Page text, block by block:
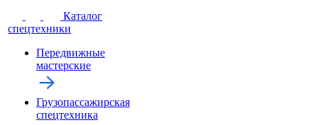
Каталог
спецтехники
Передвижные
мастерские
Грузопассажирская
спецтехника